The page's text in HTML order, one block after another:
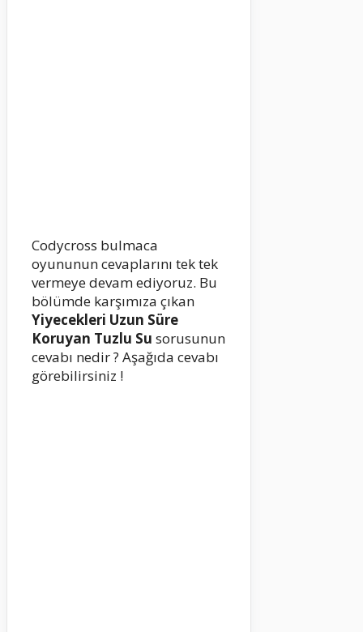
Codycross bulmaca
oyununun cevaplarını tek tek
vermeye devam ediyoruz. Bu
bölümde karşımıza çıkan
Yiyecekleri Uzun Süre
Koruyan Tuzlu Su sorusunun
cevabı nedir ? Aşağıda cevabı
görebilirsiniz !